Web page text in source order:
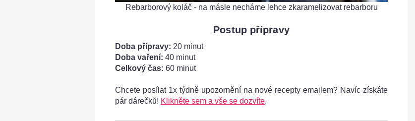
Rebarborový koláč - na másle necháme lehce zkaramelizovat rebarboru
Postup přípravy
Doba přípravy: 20 minut
Doba vaření: 40 minut
Celkový čas: 60 minut
Chcete posílat 1x týdně upozornění na nové recepty emailem? Navíc získáte
pár dárečků! Klikněte sem a vše se dozvíte.